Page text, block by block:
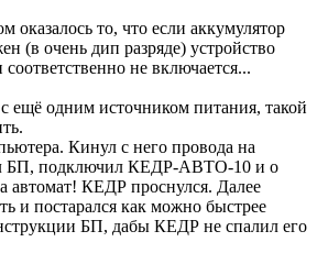
то, что если аккумулятор
очень дип разряде) устройство
не включается...
ещё одним источником питания, такой
Кинул с него провода на
БП, подключил КЕДР-АВТО-10 и о
автомат! КЕДР проснулся. Далее
и постарался как можно быстрее
БП, дабы КЕДР не спалил его